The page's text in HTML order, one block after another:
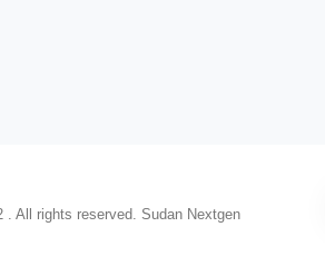
. All rights reserved. Sudan Nextgen